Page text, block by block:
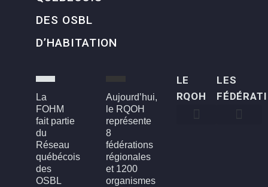
DES OSBL
D’HABITATION
La
FOHM
fait partie
du
Réseau
québécois
des
OSBL
Aujourd’hui,
le RQOH
représente
8
fédérations
régionales
et 1200
organismes
LE
RQOH
LES